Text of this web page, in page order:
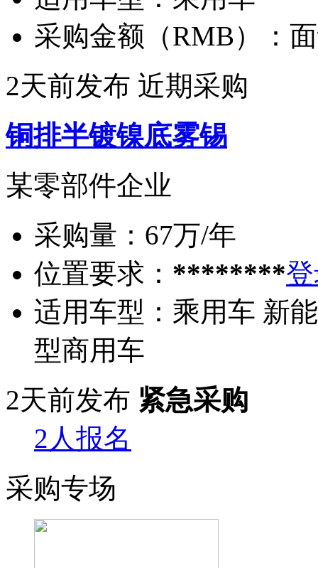
采购金额（RMB）：
2天前发布 近期采购
铜排半镀镍底雾锡
某零部件企业
采购量： 67万/年
位置要求： ********
适用车型： 乘用车 新
型商用车
2天前发布 紧急采购
2人报名
采购专场